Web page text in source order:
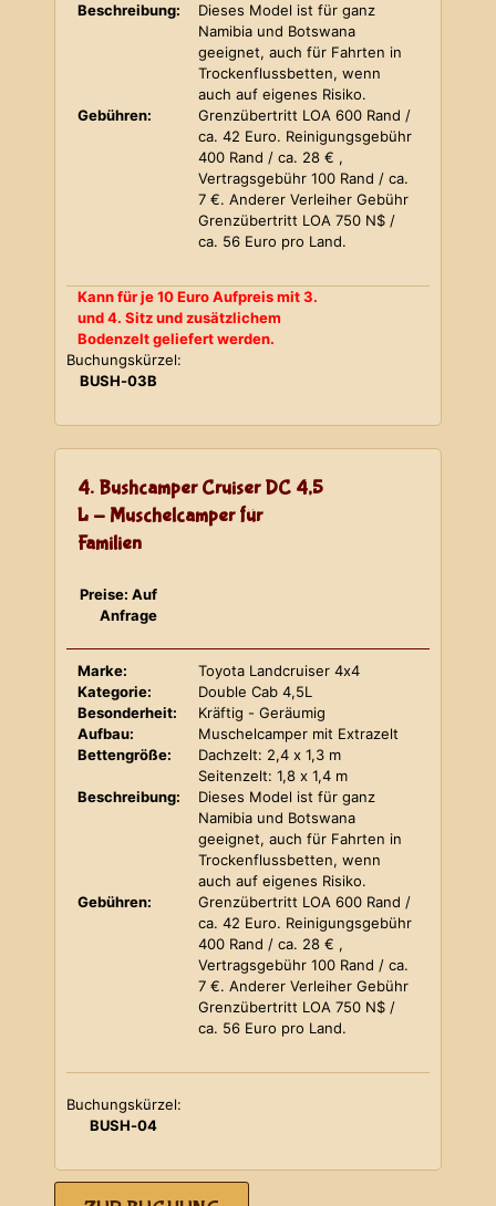
Beschreibung:
Dieses Model ist für ganz
Namibia und Botswana
geeignet, auch für Fahrten in
Trockenflussbetten, wenn
auch auf eigenes Risiko.
Gebühren:
Grenzübertritt LOA 600 Rand /
ca. 42 Euro. Reinigungsgebühr
400 Rand / ca. 28 € ,
Vertragsgebühr 100 Rand / ca.
7 €. Anderer Verleiher Gebühr
Grenzübertritt LOA 750 N$ /
ca. 56 Euro pro Land.
Kann für je 10 Euro Aufpreis mit 3.
und 4. Sitz und zusätzlichem
Bodenzelt geliefert werden.
Buchungskürzel:
BUSH-03B
4. Bushcamper Cruiser DC 4,5
L - Muschelcamper für
Familien
Preise: Auf
Anfrage
Marke:
Toyota Landcruiser 4x4
Kategorie:
Double Cab 4,5L
Besonderheit:
Kräftig - Geräumig
Aufbau:
Muschelcamper mit Extrazelt
Bettengröße:
Dachzelt: 2,4 x 1,3 m
Seitenzelt: 1,8 x 1,4 m
Beschreibung:
Dieses Model ist für ganz
Namibia und Botswana
geeignet, auch für Fahrten in
Trockenflussbetten, wenn
auch auf eigenes Risiko.
Gebühren:
Grenzübertritt LOA 600 Rand /
ca. 42 Euro. Reinigungsgebühr
400 Rand / ca. 28 € ,
Vertragsgebühr 100 Rand / ca.
7 €. Anderer Verleiher Gebühr
Grenzübertritt LOA 750 N$ /
ca. 56 Euro pro Land.
Buchungskürzel:
BUSH-04